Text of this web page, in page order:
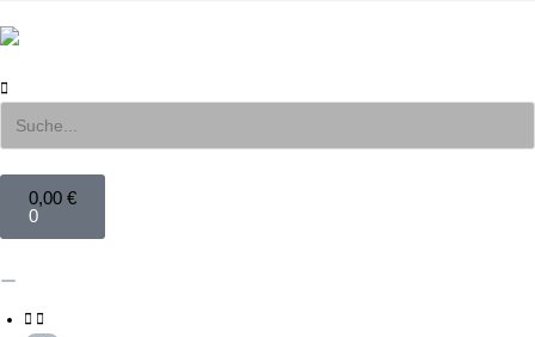
0,00 €
0